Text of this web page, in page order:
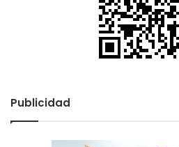
Publicidad